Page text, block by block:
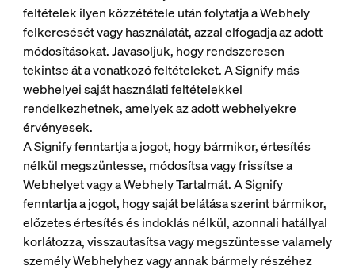
feltételek ilyen közzététele után folytatja a Webhely
felkeresését vagy használatát, azzal elfogadja az adott
módosításokat. Javasoljuk, hogy rendszeresen
tekintse át a vonatkozó feltételeket. A Signify más
webhelyei saját használati feltételekkel
rendelkezhetnek, amelyek az adott webhelyekre
érvényesek.
A Signify fenntartja a jogot, hogy bármikor, értesítés
nélkül megszüntesse, módosítsa vagy frissítse a
Webhelyet vagy a Webhely Tartalmát. A Signify
fenntartja a jogot, hogy saját belátása szerint bármikor,
előzetes értesítés és indoklás nélkül, azonnali hatállyal
korlátozza, visszautasítsa vagy megszüntesse valamely
személy Webhelyhez vagy annak bármely részéhez